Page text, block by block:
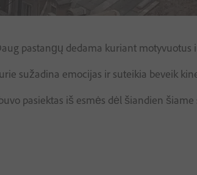
pastangų dedama kuriant
sužadina emocijas ir suteikia beveik
pasiektas iš esmės dėl šiandien